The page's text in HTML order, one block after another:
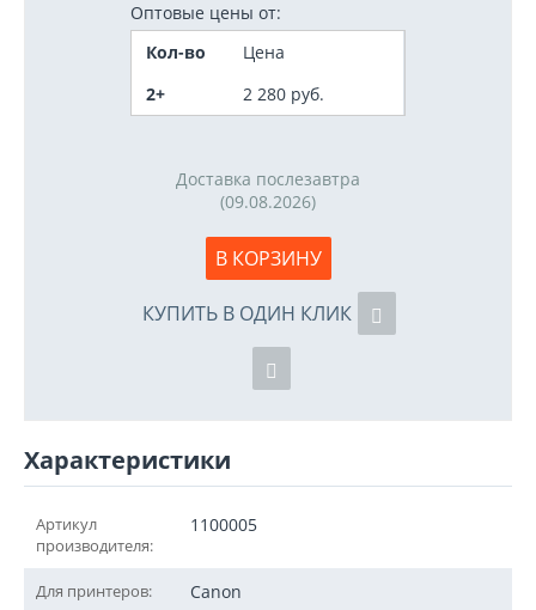
Оптовые цены от:
Кол-во
Цена
2+
2 280 руб.
Доставка послезавтра
(09.08.2026)
В КОРЗИНУ
КУПИТЬ В ОДИН КЛИК
Характеристики
Артикул
производителя:
1100005
Для принтеров: Canon